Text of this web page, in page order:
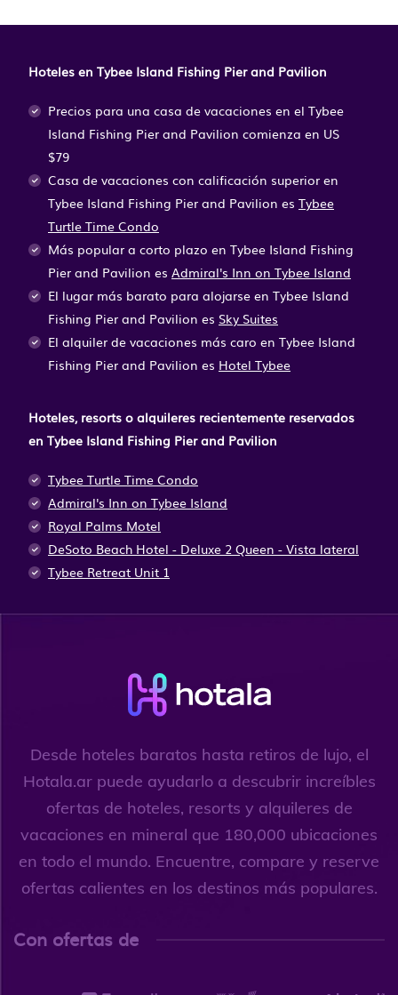
Hoteles en Tybee Island Fishing Pier and Pavilion
Precios para una casa de vacaciones en el Tybee
Island Fishing Pier and Pavilion comienza en US
$79
Casa de vacaciones con calificación superior en
Tybee Island Fishing Pier and Pavilion es Tybee
Turtle Time Condo
Más popular a corto plazo en Tybee Island Fishing
Pier and Pavilion es Admiral's Inn on Tybee Island
El lugar más barato para alojarse en Tybee Island
Fishing Pier and Pavilion es Sky Suites
El alquiler de vacaciones más caro en Tybee Island
Fishing Pier and Pavilion es Hotel Tybee
Hoteles, resorts o alquileres recientemente reservados
en Tybee Island Fishing Pier and Pavilion
Tybee Turtle Time Condo
Admiral's Inn on Tybee Island
Royal Palms Motel
DeSoto Beach Hotel - Deluxe 2 Queen - Vista lateral
Tybee Retreat Unit 1
Desde hoteles baratos hasta retiros de lujo, el
Hotala.ar puede ayudarlo a descubrir increíbles
ofertas de hoteles, resorts y alquileres de
vacaciones en mineral que 180,000 ubicaciones
en todo el mundo. Encuentre, compare y reserve
ofertas calientes en los destinos más populares.
Con ofertas de